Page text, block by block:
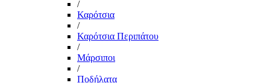
/
Καρότσια
/
Καρότσια Περιπάτου
/
Μάρσιποι
/
Ποδήλατα